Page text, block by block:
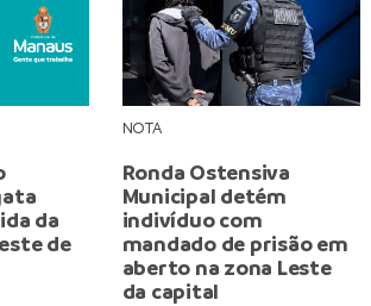
da
de
NOTA
Ronda Ostensiva
Municipal detém
indivíduo com
mandado de prisão em
aberto na zona Leste
da capital